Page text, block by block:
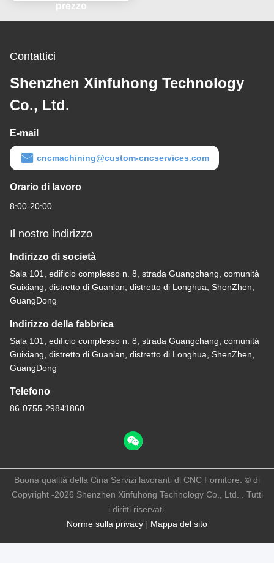
prezzo
Contattici
Shenzhen Xinfuhong Technology
Co., Ltd.
E-mail
cncmachining@custom-cncservices.com
Orario di lavoro
8:00-20:00
Il nostro indirizzo
Indirizzo di società
Sala 101, edificio complesso n. 8, strada Guangchang, comunità
Guixiang, distretto di Guanlan, distretto di Longhua, ShenZhen,
GuangDong
Indirizzo della fabbrica
Sala 101, edificio complesso n. 8, strada Guangchang, comunità
Guixiang, distretto di Guanlan, distretto di Longhua, ShenZhen,
GuangDong
Telefono
86-0755-29841860
Norme sulla privacy | Mappa del sito
Buona qualità della Cina Servizi lavoranti di CNC Fornitore. © di
Copyright -2026 Shenzhen Xinfuhong Technology Co., Ltd. . Tutti
i diritti riservati.